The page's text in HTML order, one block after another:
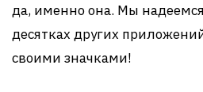
да, именно она. Мы
десятках других
своими значками!